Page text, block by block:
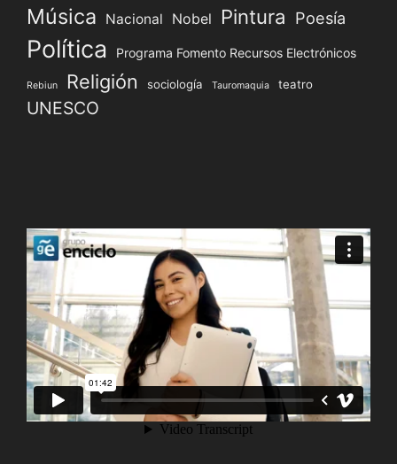
Música Nacional Nobel Pintura Poesía
Política Programa Fomento Recursos Electrónicos
Rebiun Religión sociología Tauromaquia teatro
UNESCO